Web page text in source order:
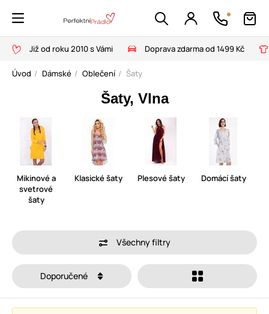
Již od roku 2010 s Vámi Doprava zdarma od 1499 Kč
Úvod Dámské Oblečení Šaty
Šaty, Vlna
Mikinové a
svetrové
šaty
Klasické šaty Plesové šaty Domácí šaty
Všechny filtry
Doporučené